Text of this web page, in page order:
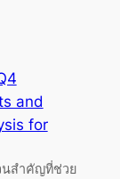
and
for
นสำคัญที่ช่วย